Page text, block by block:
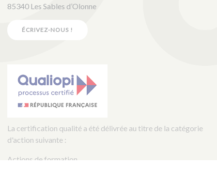
85340 Les Sables d’Olonne
ÉCRIVEZ-NOUS !
La certification qualité a été délivrée au titre de la catégorie
d'action suivante :
Actions de formation